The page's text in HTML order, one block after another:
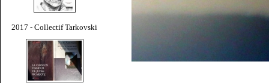
2017 - Collectif Tarkovski